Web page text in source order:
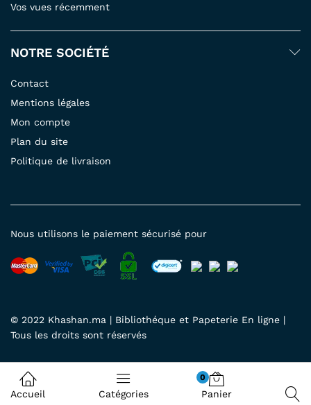
Vos vues récemment
NOTRE SOCIÉTÉ
Contact
Mentions légales
Mon compte
Plan du site
Politique de livraison
© 2022 Khashan.ma | Bibliothéque et Papeterie En ligne |
Tous les droits sont réservés
Nous utilisons le paiement sécurisé pour
Accueil Catégories
0
Panier